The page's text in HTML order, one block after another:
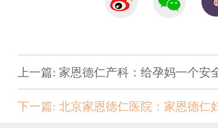
上一篇: 家恩德仁产科：给孕妈一个安